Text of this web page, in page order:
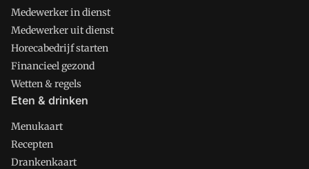
Medewerker in dienst
Medewerker uit dienst
Horecabedrijf starten
Financieel gezond
Wetten & regels
Eten & drinken
Menukaart
Recepten
Drankenkaart